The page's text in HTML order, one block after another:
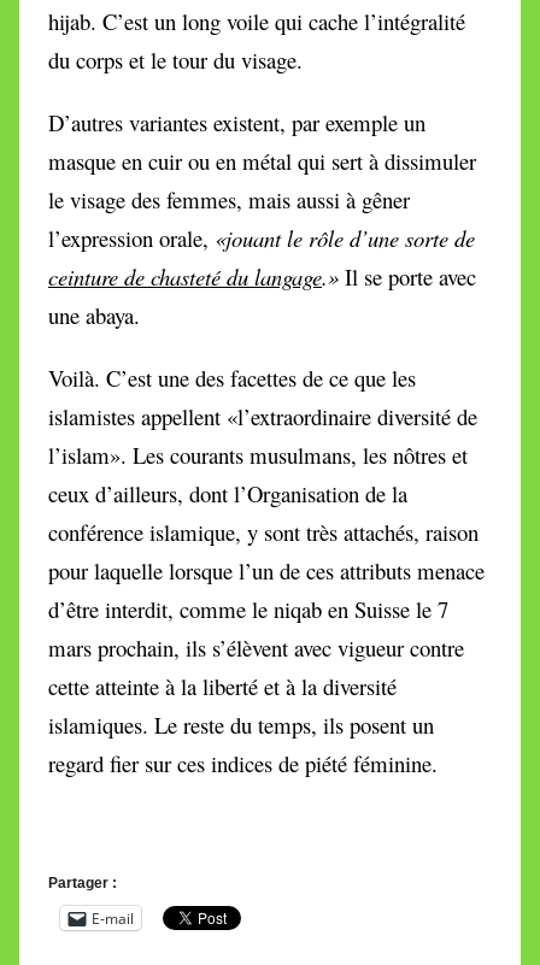
hijab. C’est un long voile qui cache l’intégralité
du corps et le tour du visage.
D’autres variantes existent, par exemple un
masque en cuir ou en métal qui sert à dissimuler
le visage des femmes, mais aussi à gêner
l’expression orale, «jouant le rôle d’une sorte de
ceinture de chasteté du langage.» Il se porte avec
une abaya.
Voilà. C’est une des facettes de ce que les
islamistes appellent «l’extraordinaire diversité de
l’islam». Les courants musulmans, les nôtres et
ceux d’ailleurs, dont l’Organisation de la
conférence islamique, y sont très attachés, raison
pour laquelle lorsque l’un de ces attributs menace
d’être interdit, comme le niqab en Suisse le 7
mars prochain, ils s’élèvent avec vigueur contre
cette atteinte à la liberté et à la diversité
islamiques. Le reste du temps, ils posent un
regard fier sur ces indices de piété féminine.
Partager :
E-mail